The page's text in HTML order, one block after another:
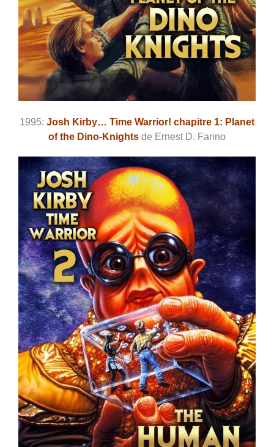
1995: Josh Kirby… Time Warrior! chapitre 1: Planet
of the Dino-Knights de Ernest D. Farino